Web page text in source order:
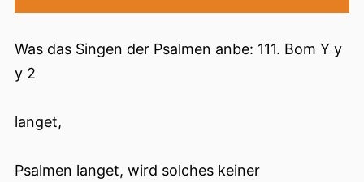
Was das Singen der Psalmen anbe: 111. Bom Y y
y 2
langet,
Psalmen langet, wird solches keiner